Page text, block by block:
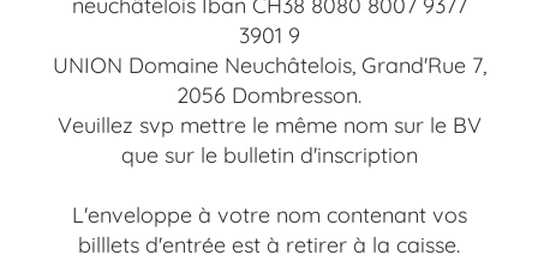
3901 9
UNION Domaine Neuchâtelois, Grand'Rue 7,
2056 Dombresson.
Veuillez svp mettre le même nom sur le BV
que sur le bulletin d'inscription
L'enveloppe à votre nom contenant vos
billlets d'entrée est à retirer à la caisse.